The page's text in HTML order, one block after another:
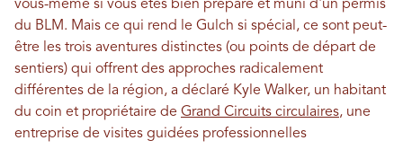
vous-même si vous êtes bien préparé et muni d'un permis
du BLM. Mais ce qui rend le Gulch si spécial, ce sont peut-
être les trois aventures distinctes (ou points de départ de
sentiers) qui offrent des approches radicalement
différentes de la région, a déclaré Kyle Walker, un habitant
du coin et propriétaire de Grand Circuits circulaires, une
entreprise de visites guidées professionnelles